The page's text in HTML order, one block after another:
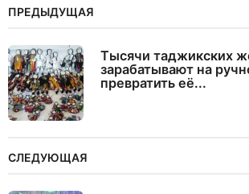
ПРЕДЫДУЩАЯ
Тысячи таджикских
зарабатывают на
превратить её...
СЛЕДУЮЩАЯ